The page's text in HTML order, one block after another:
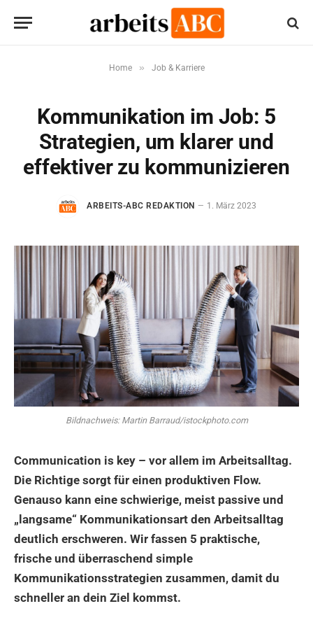
Home » Job & Karriere
Kommunikation im Job: 5
Strategien, um klarer und
effektiver zu kommunizieren
ARBEITS-ABC REDAKTION 1. März 2023
Bildnachweis: Martin Barraud/istockphoto.com
Communication is key – vor allem im Arbeitsalltag.
Die Richtige sorgt für einen produktiven Flow.
Genauso kann eine schwierige, meist passive und
„langsame“ Kommunikationsart den Arbeitsalltag
deutlich erschweren. Wir fassen 5 praktische,
frische und überraschend simple
Kommunikationsstrategien zusammen, damit du
schneller an dein Ziel kommst.